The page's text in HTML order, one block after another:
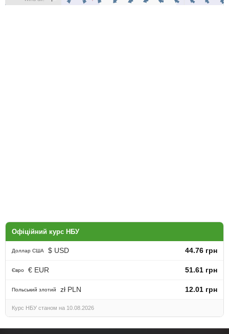
Офіційний курс НБУ
Доллар США $ USD 44.76 грн
Євро € EUR 51.61 грн
Польський злотий zł PLN 12.01 грн
Курс НБУ станом на 10.08.2026